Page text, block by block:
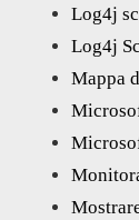
Log4j
Log4j
Mappa